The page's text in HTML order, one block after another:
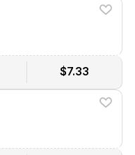
$7.33